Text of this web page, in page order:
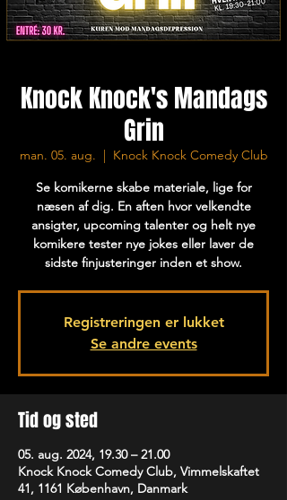
Knock Knock's Mandags
Grin
man. 05. aug.
  |
Knock Knock Comedy Club
Se komikerne skabe materiale, lige for
næsen af dig. En aften hvor velkendte
ansigter, upcoming talenter og helt nye
komikere tester nye jokes eller laver de
sidste finjusteringer inden et show.
Registreringen er lukket
Se andre events
Tid og sted
05. aug. 2024, 19.30 – 21.00
Knock Knock Comedy Club, Vimmelskaftet
41, 1161 København, Danmark